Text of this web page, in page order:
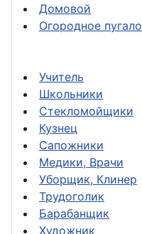
Домовой
Огородное пугало
Учитель
Школьники
Стекломойщики
Кузнец
Сапожники
Медики, Врачи
Уборщик, Клинер
Трудоголик
Барабанщик
Художник